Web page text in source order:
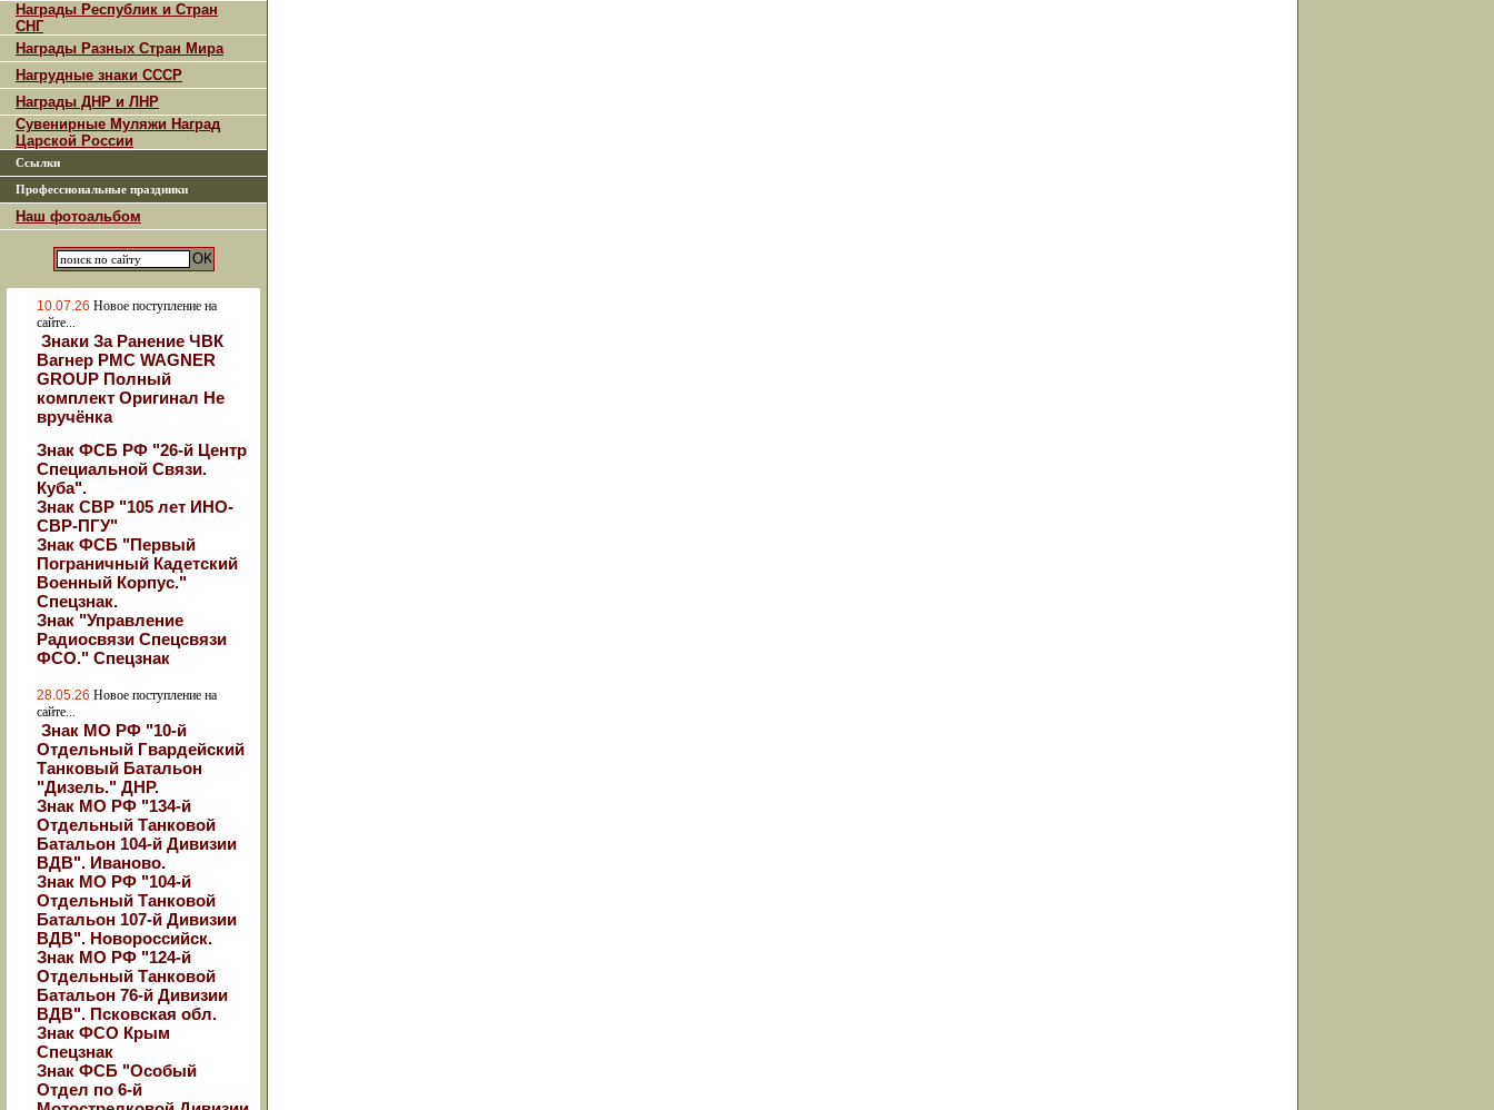
Награды Республик и Стран
СНГ
Награды Разных Стран Мира
Нагрудные знаки СССР
Награды ДНР и ЛНР
Сувенирные Муляжи Наград
Царской России
Ссылки
Профессиональные праздники
Наш фотоальбом
10.07.26 Новое поступление на
сайте...
Знаки За Ранение ЧВК
Вагнер РМС WAGNER
GROUP Полный
комплект Оригинал Не
вручёнка
Знак ФСБ РФ "26-й Центр
Специальной Связи.
Куба".
Знак СВР "105 лет ИНО-
СВР-ПГУ"
Знак ФСБ "Первый
Пограничный Кадетский
Военный Корпус."
Спецзнак.
Знак "Управление
Радиосвязи Спецсвязи
ФСО." Спецзнак
28.05.26 Новое поступление на
сайте...
Знак МО РФ "10-й
Отдельный Гвардейский
Танковый Батальон
"Дизель." ДНР.
Знак МО РФ "134-й
Отдельный Танковой
Батальон 104-й Дивизии
ВДВ". Иваново.
Знак МО РФ "104-й
Отдельный Танковой
Батальон 107-й Дивизии
ВДВ". Новороссийск.
Знак МО РФ "124-й
Отдельный Танковой
Батальон 76-й Дивизии
ВДВ". Псковская обл.
Знак ФСО Крым
Спецзнак
Знак ФСБ "Особый
Отдел по 6-й